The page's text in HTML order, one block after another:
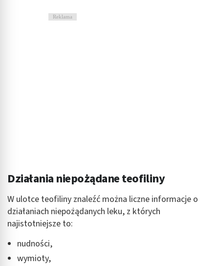
Reklama
Działania niepożądane teofiliny
W ulotce teofiliny znaleźć można liczne informacje o
działaniach niepożądanych leku, z których
najistotniejsze to:
nudności,
wymioty,